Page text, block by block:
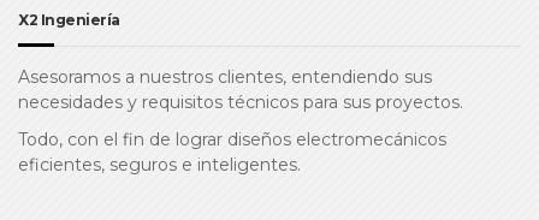
X2 Ingeniería
Asesoramos a nuestros clientes, entendiendo sus
necesidades y requisitos técnicos para sus proyectos.
Todo, con el fin de lograr diseños electromecánicos
eficientes, seguros e inteligentes.